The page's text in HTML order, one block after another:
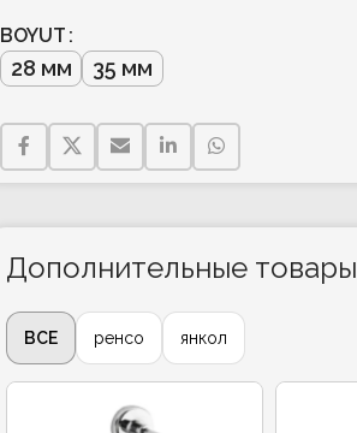
BOYUT
28 мм 35 мм
Дополнительные товары
ВСЕ ренсо янкол